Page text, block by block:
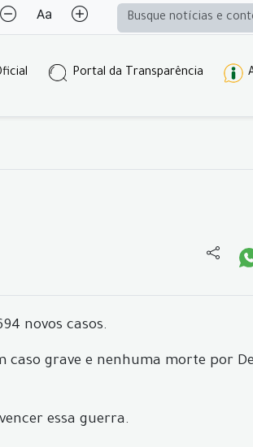
Portal da Transparência
novos casos.
caso grave e nenhuma morte por
essa guerra.